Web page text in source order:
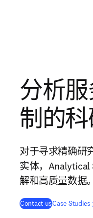
分析
制的
对于寻求精确研
实体，Analytical
解和高质量数据。
Contact usCase Studies
opens in new